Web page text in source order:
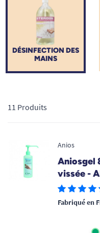
DÉSINFECTION DES
MAINS
11 Produits
Anios
Aniosgel
vissée -
Fabriqué en